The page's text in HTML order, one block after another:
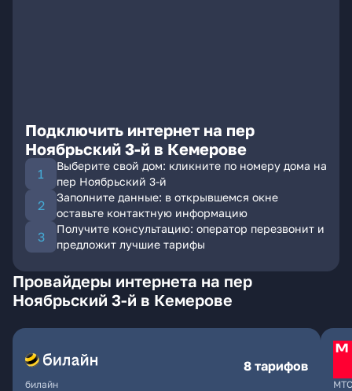
Подключить интернет на пер
Ноябрьский 3-й в Кемерове
Выберите свой дом: кликните по номеру дома на
пер Ноябрьский 3-й
Заполните данные: в открывшемся окне
оставьте контактную информацию
Получите консультацию: оператор перезвонит и
предложит лучшие тарифы
Провайдеры интернета на пер
Ноябрьский 3-й в Кемерове
билайн
8 тарифов
МТС